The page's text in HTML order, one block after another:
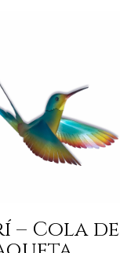
– Cola de